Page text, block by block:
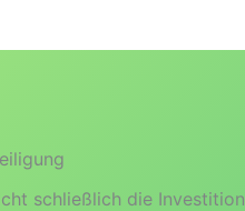
schließlich die Investition